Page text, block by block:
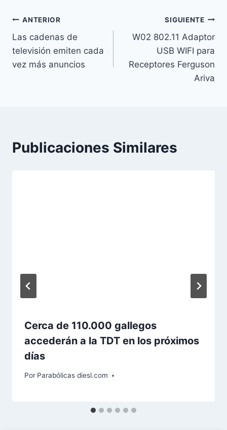
Navegación
de
entradas
ANTERIOR
Las cadenas de
televisión emiten cada
vez más anuncios
SIGUIENTE
W02 802.11 Adaptor
USB WIFI para
Receptores Ferguson
Ariva
Publicaciones Similares
Cerca de 110.000 gallegos
accederán a la TDT en los próximos
días
Por Parabólicas diesl.com